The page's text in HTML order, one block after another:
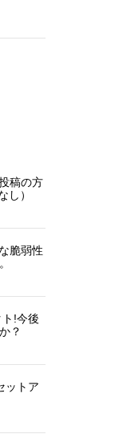
稿の方
し）
脆弱性
!今後
？
ットア